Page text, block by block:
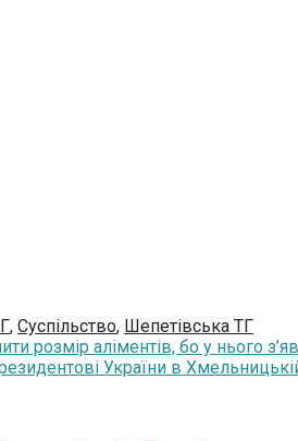
, Суспільство, Шепетівська ТГ
розмір аліментів, бо у нього
України в Хмельницькій